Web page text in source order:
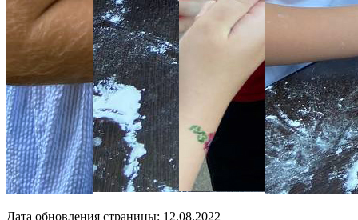
Дата обновления страницы: 12.08.2022